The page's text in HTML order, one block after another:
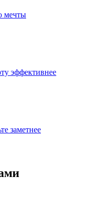
мечты
эффективнее
заметнее